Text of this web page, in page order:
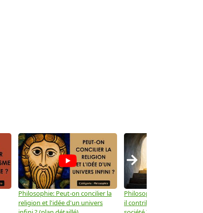
Philosophie: Peut-on concilier la
religion et l'idée d'un univers
Philosophie: Le
il contribuer au progrès de
→